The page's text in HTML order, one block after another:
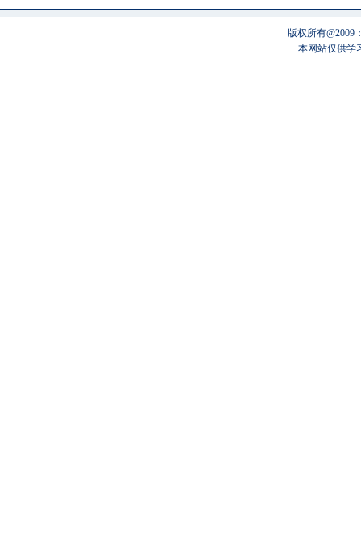
版权所有@2009
本网站仅供学